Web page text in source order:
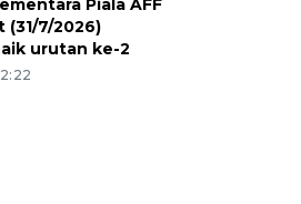
Piala AFF
(31/7/2026)
urutan ke-2